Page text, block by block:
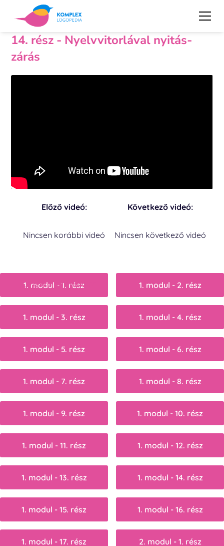
14. rész - Nyelvvitorlával nyitás-
zárás
Előző videó:
Nincsen korábbi videó
Következő videó:
Nincsen következő videó
Vissza a főoldalra
1. modul - 1. rész 1. modul - 2. rész
1. modul - 3. rész 1. modul - 4. rész
1. modul - 5. rész 1. modul - 6. rész
1. modul - 7. rész 1. modul - 8. rész
1. modul - 9. rész 1. modul - 10. rész
1. modul - 11. rész 1. modul - 12. rész
1. modul - 13. rész 1. modul - 14. rész
1. modul - 15. rész 1. modul - 16. rész
1. modul - 17. rész 2. modul - 1. rész